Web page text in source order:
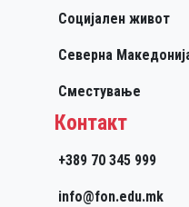
Социјален живот
Северна
Сместување
Контакт
+389 70 345 999
info@fon.edu.mk